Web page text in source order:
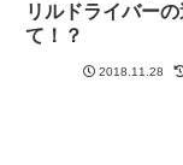
リルドライバー
て！？
2018.11.28